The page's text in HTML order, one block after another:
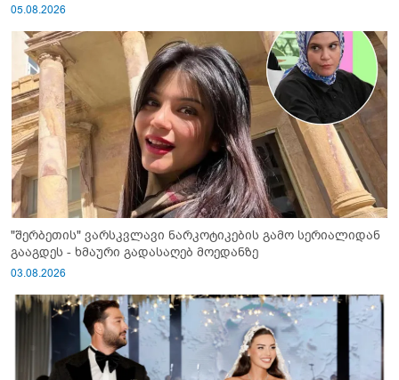
05.08.2026
"შერბეთის" ვარსკვლავი ნარკოტიკების გამო სერიალიდან
გააგდეს - ხმაური გადასაღებ მოედანზე
03.08.2026